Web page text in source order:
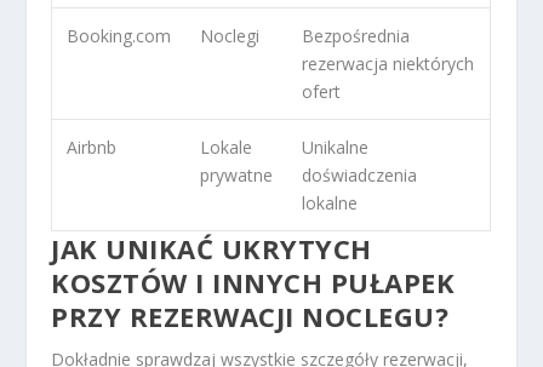
Booking.com Noclegi
Bezpośrednia
rezerwacja niektórych
ofert
Airbnb
Lokale
prywatne
Unikalne
doświadczenia
lokalne
JAK UNIKAĆ UKRYTYCH
KOSZTÓW I INNYCH PUŁAPEK
PRZY REZERWACJI NOCLEGU?
Dokładnie sprawdzaj wszystkie szczegóły rezerwacji,